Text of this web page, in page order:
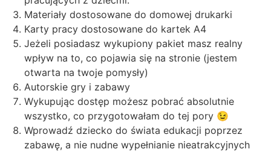
Materiały dostosowane do domowej drukarki
Karty pracy dostosowane do kartek A4
Jeżeli posiadasz wykupiony pakiet masz realny
wpływ na to, co pojawia się na stronie (jestem
otwarta na twoje pomysły)
Autorskie gry i zabawy
Wykupując dostęp możesz pobrać absolutnie
wszystko, co przygotowałam do tej pory 😉
Wprowadź dziecko do świata edukacji poprzez
zabawę, a nie nudne wypełnianie nieatrakcyjnych